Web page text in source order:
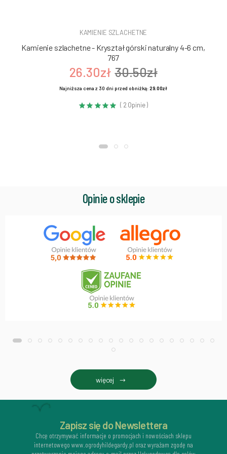
KAMIENIE SZLACHETNE
Kamienie szlachetne - Kryształ górski naturalny 4-6 cm,
767
26.30zł 30.50zł
Najniższa cena z 30 dni przed obniżką:29.00zł
( 2 Opinie )
Opinie o sklepie
więcej
Zapisz się do Newslettera
Chcę otrzymywać informacje o promocjach i nowościach sklepu
internetowego www.ogrodyhildegardy.pl oraz wyrażam zgodę na